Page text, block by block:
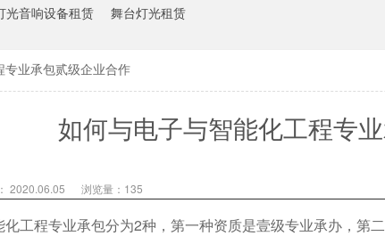
光音响设备租赁 舞台灯光租赁
业承包贰级企业合作
如何与电子与智能化工程专
2020.06.05 浏览量： 135
化工程专业承包分为2种，第一种资质是壹级专业承办，第